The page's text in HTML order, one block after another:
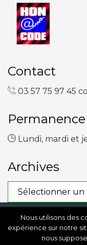
Contact
03 57 75 97 45
Lundi, mardi et
Archives
Archives
Copyright © 2023
Nous utilisons des
expérience sur notre
nous